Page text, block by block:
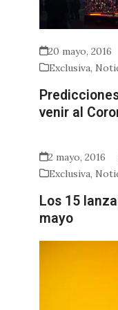
20 mayo, 2016
Exclusiva,
venir al
2 mayo, 2016
Exclusiva,
Los 15
mayo